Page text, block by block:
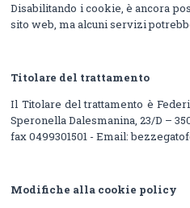
Disabilitando i cookie, è ancora
sito web, ma alcuni servizi
Titolare del trattamento
Il Titolare del trattamento è
Speronella Dalesmanina, 23/D –
fax 0499301501 - Email:
Modifiche alla cookie policy